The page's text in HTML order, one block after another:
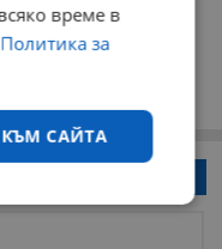
време в
Политика за
САЙТА